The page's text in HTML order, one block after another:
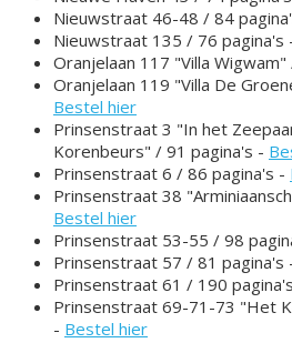
Nieuwstraat 46-48 / 84
Nieuwstraat 135 / 76 pagina's
Oranjelaan 117 "Villa
Oranjelaan 119 "Villa De
Bestel hier
Prinsenstraat 3 "In het
Korenbeurs" / 91 pagina's -
Prinsenstraat 6 / 86 pagina's -
Prinsenstraat 38
Bestel hier
Prinsenstraat 53-55 / 98
Prinsenstraat 57 / 81 pagina's
Prinsenstraat 61 / 190
Prinsenstraat 69-71-73 "Het
- Bestel hier